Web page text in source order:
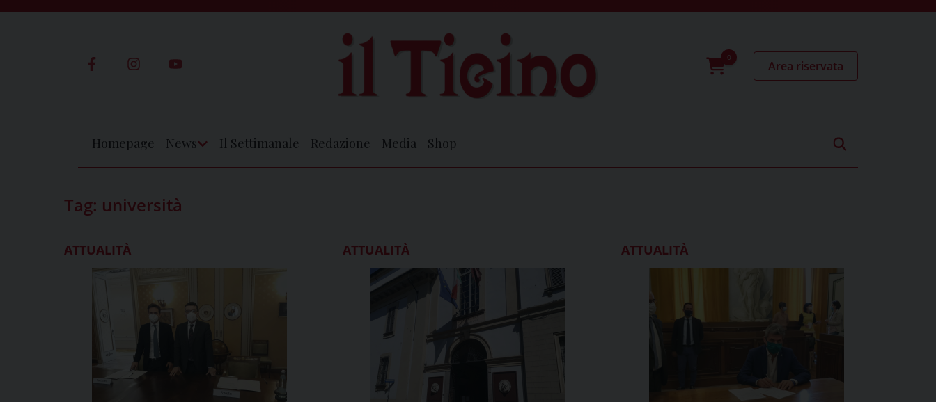
0
Area riservata
Homepage News Il Settimanale Redazione Media Shop
Tag: università
ATTUALITÀ ATTUALITÀ ATTUALITÀ